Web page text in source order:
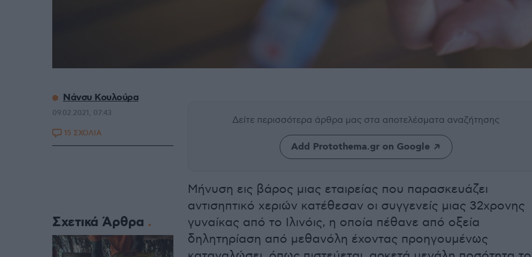
Δείτε περισσότερα άρθρα μας στα αποτελέσματα αναζήτησης
Add Protothema.gr on Google
Μήνυση εις βάρος μιας εταιρείας που παρασκευάζει
αντισηπτικό χεριών κατέθεσαν οι συγγενείς μιας 32χρονης
γυναίκας από το Ιλινόις, η οποία πέθανε από οξεία
δηλητηρίαση από μεθανόλη έχοντας προηγουμένως
Νάνσυ Κουλούρα
09.02.2021, 07:43
15 ΣΧΟΛΙΑ
Σχετικά Άρθρα